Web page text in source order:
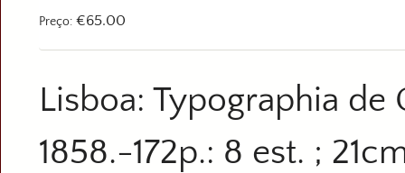
Preço: €65.00
Lisboa: Typographia de
1858.-172p.: 8 est. ;